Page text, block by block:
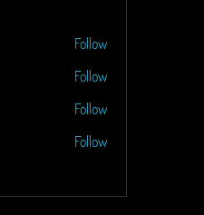
Follow
Follow
Follow
Follow